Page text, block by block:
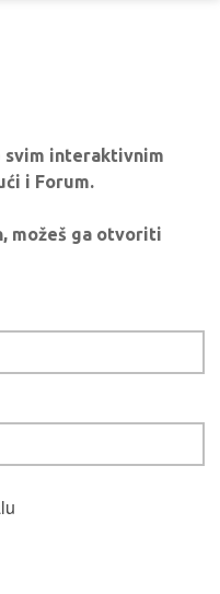
svim interaktivnim
i Forum.
možeš ga otvoriti